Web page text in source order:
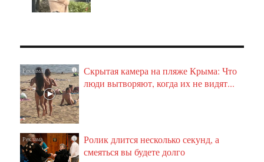
i
Скрытая камера на пляже Крыма: Что
люди вытворяют, когда их не видят...
i
Ролик длится несколько секунд, а
смеяться вы будете долго